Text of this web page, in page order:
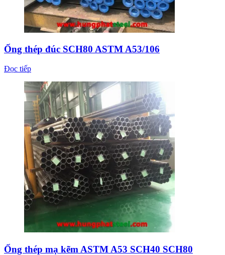
Ống thép đúc SCH80 ASTM A53/106
Đọc tiếp
Ống thép mạ kẽm ASTM A53 SCH40 SCH80